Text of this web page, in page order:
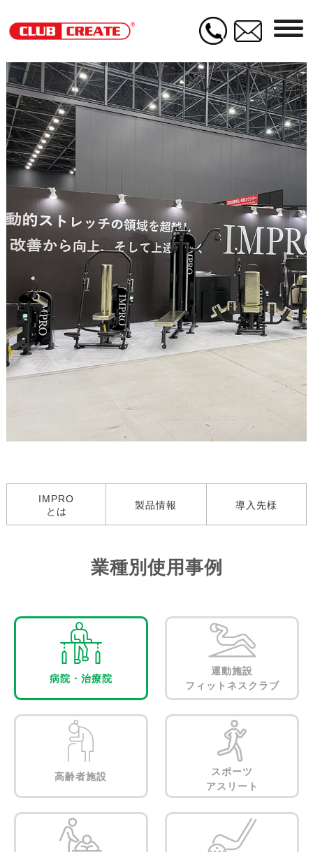
IMPRO
とは
製品情報 導入先様
業種別使用事例
病院・治療院
運動施設
フィットネスクラブ
高齢者施設
スポーツ
アスリート